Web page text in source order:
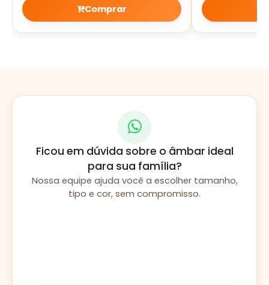
Comprar
Ficou em dúvida sobre o âmbar ideal
para sua família?
Nossa equipe ajuda você a escolher tamanho,
tipo e cor, sem compromisso.